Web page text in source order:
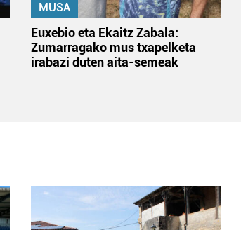
MUSA
Euxebio eta Ekaitz Zabala:
Zumarragako mus txapelketa
irabazi duten aita-semeak